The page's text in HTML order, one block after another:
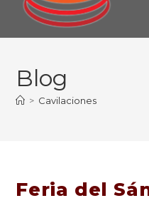
Blog
> Cavilaciones
Feria del